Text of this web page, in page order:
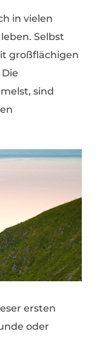
in vielen
Selbst
großflächigen
sind
ersten
oder